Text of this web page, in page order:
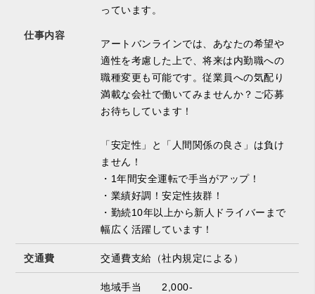
仕事内容
っています。
アートバンラインでは、あなたの希望や
適性を考慮した上で、将来は内勤職への
職種変更も可能です。従業員への気配り
満載な会社で働いてみませんか？ご応募
お待ちしています！
「安定性」と「人間関係の良さ」は負け
ません！
・1年間安全運転で手当がアップ！
・業績好調！安定性抜群！
・勤続10年以上から新人ドライバーまで
幅広く活躍しています！
交通費 交通費支給（社内規定による）
地域手当 2,000-